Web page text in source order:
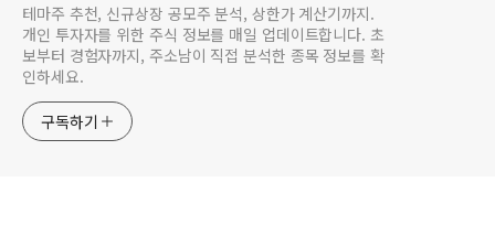
테마주 추천, 신규상장 공모주 분석, 상한가 계산기까지.
개인 투자자를 위한 주식 정보를 매일 업데이트합니다. 초
보부터 경험자까지, 주소남이 직접 분석한 종목 정보를 확
인하세요.
구독하기